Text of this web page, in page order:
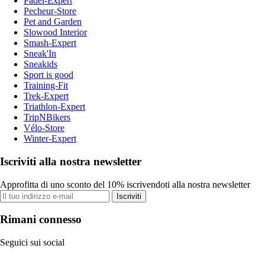
Pecheur-Store
Pet and Garden
Slowood Interior
Smash-Expert
Sneak'In
Sneakids
Sport is good
Training-Fit
Trek-Expert
Triathlon-Expert
TripNBikers
Vélo-Store
Winter-Expert
Iscriviti alla nostra newsletter
Approfitta di uno sconto del 10% iscrivendoti alla nostra newsletter
Iscriviti
Rimani connesso
Seguici sui social